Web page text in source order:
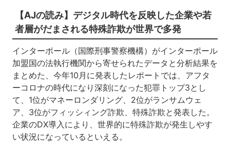
【AJの読み】デジタル時代を反映した企業や若
者層がだまされる特殊詐欺が世界で多発
インターポール（国際刑事警察機構）がインターポール
加盟国の法執行機関から寄せられたデータと分析結果を
まとめた、今年10月に発表したレポートでは、アフタ
ーコロナの時代になり深刻になった犯罪トップ3とし
て、1位がマネーロンダリング、2位がランサムウェ
ア、3位がフィッシィング詐欺、特殊詐欺と発表した。
企業のDX導入により、世界的に特殊詐欺が発生しやす
い状況になっているといえる。